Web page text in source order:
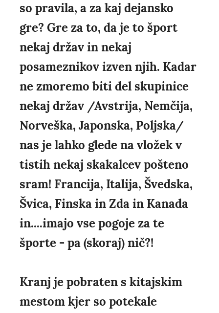
so pravila, a za kaj dejansko
gre? Gre za to, da je to šport
nekaj držav in nekaj
posameznikov izven njih. Kadar
ne zmoremo biti del skupinice
nekaj držav /Avstrija, Nemčija,
Norveška, Japonska, Poljska/
nas je lahko glede na vložek v
tistih nekaj skakalcev pošteno
sram! Francija, Italija, Švedska,
Švica, Finska in Zda in Kanada
in....imajo vse pogoje za te
športe - pa (skoraj) nič?!
Kranj je pobraten s kitajskim
mestom kjer so potekale